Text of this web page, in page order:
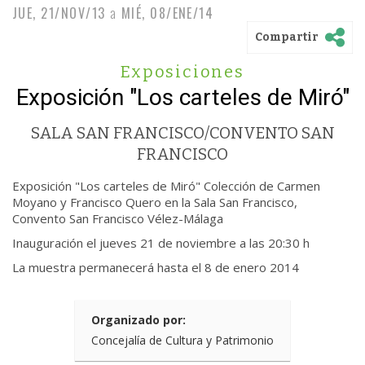
JUE, 21/NOV/13 a MIÉ, 08/ENE/14
Compartir
Exposiciones
Exposición "Los carteles de Miró"
SALA SAN FRANCISCO/CONVENTO SAN
FRANCISCO
Exposición "Los carteles de Miró" Colección de Carmen
Moyano y Francisco Quero en la Sala San Francisco,
Convento San Francisco Vélez-Málaga
Inauguración el jueves 21 de noviembre a las 20:30 h
La muestra permanecerá hasta el 8 de enero 2014
Organizado por:
Concejalía de Cultura y Patrimonio